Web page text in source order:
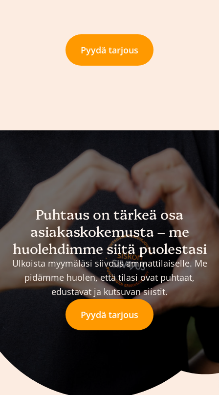
Pyydä tarjous
Puhtaus on tärkeä osa
asiakaskokemusta – me
huolehdimme siitä puolestasi
Ulkoista myymäläsi siivous ammattilaiselle. Me
pidämme huolen, että tilasi ovat puhtaat,
edustavat ja kutsuvan siistit.
Pyydä tarjous